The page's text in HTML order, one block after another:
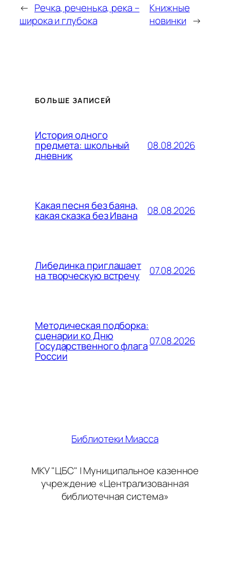
← Речка, реченька, река –
широка и глубока
Книжные
новинки →
БОЛЬШЕ ЗАПИСЕЙ
История одного
предмета: школьный
дневник
08.08.2026
Какая песня без баяна,
какая сказка без Ивана 08.08.2026
Либединка приглашает
на творческую встречу 07.08.2026
Методическая подборка:
сценарии ко Дню
Государственного флага
России
07.08.2026
Библиотеки Миасса
МКУ "ЦБС" | Муниципальное казенное
учреждение «Централизованная
библиотечная система»